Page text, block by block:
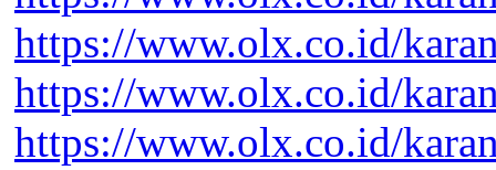
https://www.olx.co.id/
https://www.olx.co.id/
https://www.olx.co.id/